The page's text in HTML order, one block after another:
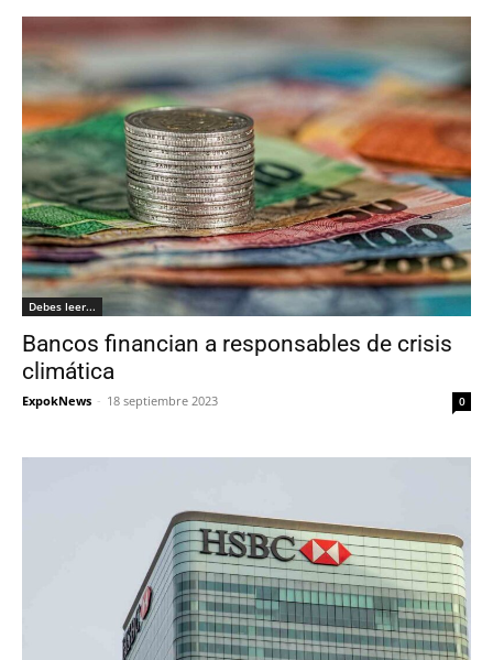
Debes leer...
Bancos financian a responsables de crisis
climática
ExpokNews - 18 septiembre 2023 0